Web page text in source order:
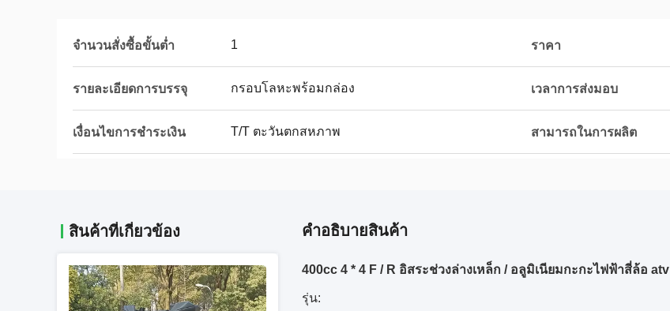
จำนวนสั่งซื้อขั้นต่ำ 1 ราคา
รายละเอียดการบรรจุ กรอบโลหะพร้อมกล่อง เวลาการส่งมอบ
เงื่อนไขการชำระเงิน T/T ตะวันตกสหภาพ สามารถในการผลิต
สินค้าที่เกี่ยวข้อง คําอธิบายสินค้า
400cc 4 * 4 F / R อิสระช่วงล่างเหล็ก / อลูมิเนียมกะกะไฟฟ้าสี่ล้อ atv
รุ่น: